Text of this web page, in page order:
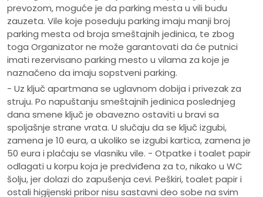
prevozom, moguće je da parking mesta u vili budu
zauzeta. Vile koje poseduju parking imaju manji broj
parking mesta od broja smeštajnih jedinica, te zbog
toga Organizator ne može garantovati da će putnici
imati rezervisano parking mesto u vilama za koje je
naznačeno da imaju sopstveni parking.
- Uz ključ apartmana se uglavnom dobija i privezak za
struju. Po napuštanju smeštajnih jedinica poslednjeg
dana smene ključ je obavezno ostaviti u bravi sa
spoljašnje strane vrata. U slučaju da se ključ izgubi,
zamena je 10 eura, a ukoliko se izgubi kartica, zamena je
50 eura i plaćaju se vlasniku vile. - Otpatke i toalet papir
odlagati u korpu koja je predviđena za to, nikako u WC
šolju, jer dolazi do zapušenja cevi. Peškiri, toalet papir i
ostali higijenski pribor nisu sastavni deo sobe na svim